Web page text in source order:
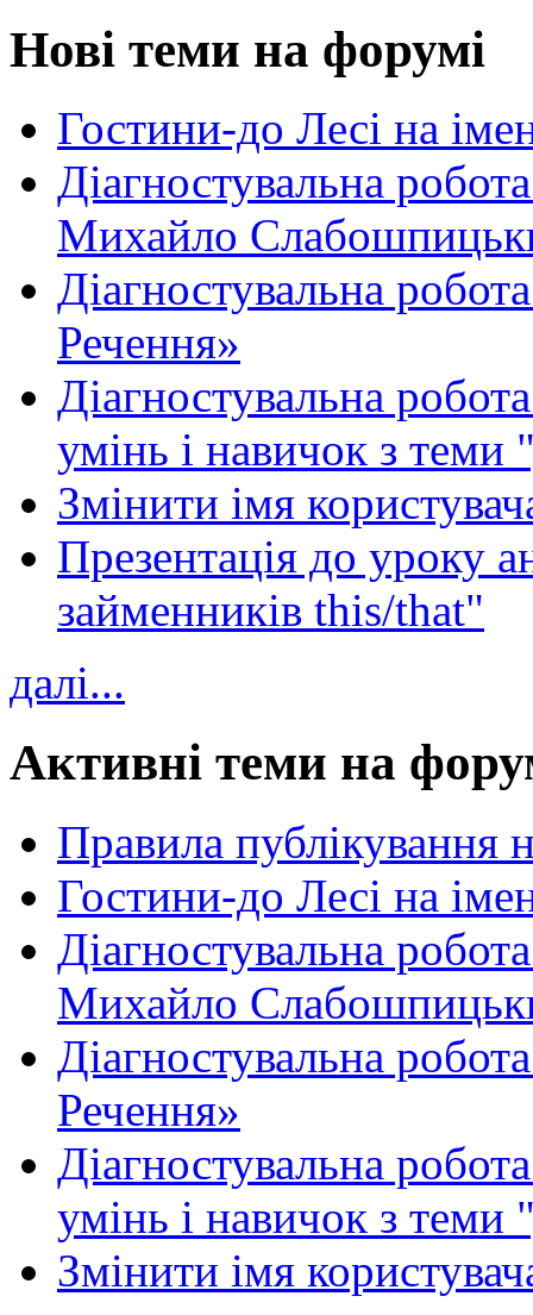
Нові теми на форумі
Гостини-до Лесі на
Діагностувальна
Михайло
Діагностувальна
Речення»
Діагностувальна
умінь і навичок з теми
Змінити імя
Презентація до уроку
займенників this/that"
далі...
Активні теми на
Правила публікування
Гостини-до Лесі на
Діагностувальна
Михайло
Діагностувальна
Речення»
Діагностувальна
умінь і навичок з теми
Змінити імя